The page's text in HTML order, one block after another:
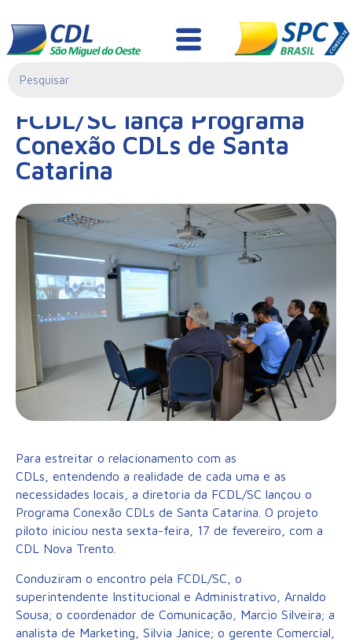
Notícias
FCDL/SC lança Programa
Conexão CDLs de Santa
Catarina
Para estreitar o relacionamento com as
CDLs, entendendo a realidade de cada uma e as
necessidades locais, a diretoria da FCDL/SC lançou o
Programa Conexão CDLs de Santa Catarina. O projeto
piloto iniciou nesta sexta-feira, 17 de fevereiro, com a
CDL Nova Trento.
Conduziram o encontro pela FCDL/SC, o
superintendente Institucional e Administrativo, Arnaldo
Sousa; o coordenador de Comunicação, Marcio Silveira; a
analista de Marketing, Silvia Janice; o gerente Comercial,